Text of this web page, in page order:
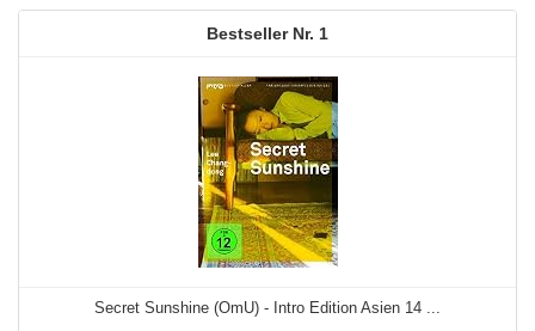
1
Secret Sunshine (OmU) - Intro Edition Asien 14 ...